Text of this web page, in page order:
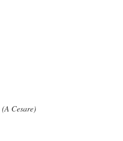
(A Cesare)